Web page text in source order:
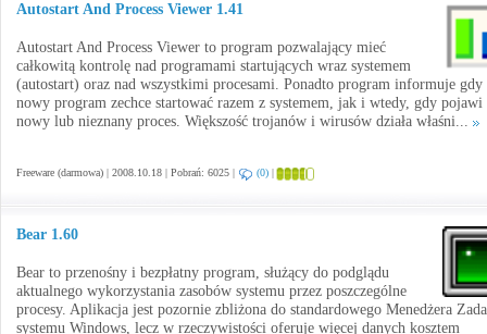
Autostart And Process Viewer 1.41
Autostart And Process Viewer to program pozwalający mieć
całkowitą kontrolę nad programami startujących wraz systemem
(autostart) oraz nad wszystkimi procesami. Ponadto program informuje gdy
nowy program zechce startować razem z systemem, jak i wtedy, gdy pojawi
nowy lub nieznany proces. Większość trojanów i wirusów działa właśni...
Freeware (darmowa) | 2008.10.18 | Pobrań: 6025 | (0) |
Bear 1.60
Bear to przenośny i bezpłatny program, służący do podglądu
aktualnego wykorzystania zasobów systemu przez poszczególne
procesy. Aplikacja jest pozornie zbliżona do standardowego Menedżera
systemu Windows, lecz w rzeczywistości oferuje więcej danych kosztem